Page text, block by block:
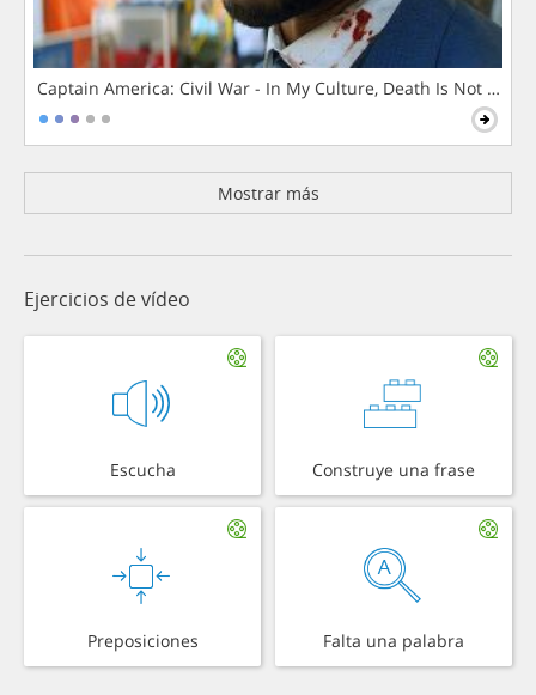
Captain America: Civil War - In My Culture, Death Is Not The
Mostrar más
Ejercicios de vídeo
Escucha Construye una frase
Preposiciones Falta una palabra